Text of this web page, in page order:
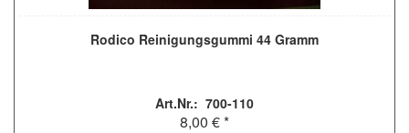
Rodico Reinigungsgummi 44 Gramm
Art.Nr.: 700-110
8,00 € *